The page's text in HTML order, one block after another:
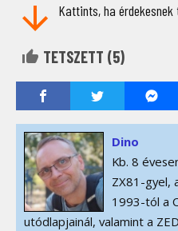
Kattints, ha
TETSZETT (5)
Dino
Kb. 8
ZX81-gyel,
1993-tól a
utódlapjainál, valamint a